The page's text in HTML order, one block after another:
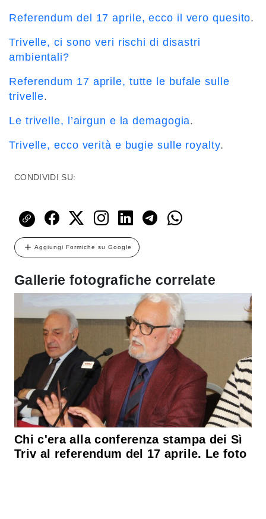
Referendum del 17 aprile, ecco il vero quesito.
Trivelle, ci sono veri rischi di disastri
ambientali?
Referendum 17 aprile, tutte le bufale sulle
trivelle.
Le trivelle, l’airgun e la demagogia.
Trivelle, ecco verità e bugie sulle royalty.
CONDIVIDI SU:
Aggiungi Formiche su Google
Gallerie fotografiche correlate
Chi c'era alla conferenza stampa dei Sì
Triv al referendum del 17 aprile. Le foto